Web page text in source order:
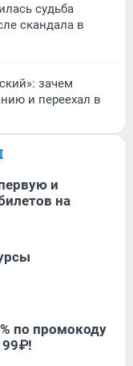
судьба
скандала в
зачем
и переехал в
и
на
по промокоду